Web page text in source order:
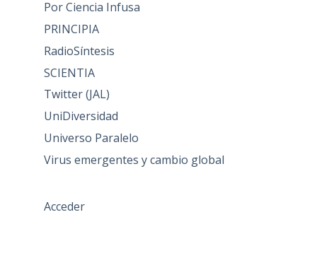
Por Ciencia Infusa
PRINCIPIA
RadioSíntesis
SCIENTIA
Twitter (JAL)
UniDiversidad
Universo Paralelo
Virus emergentes y cambio global
Acceder